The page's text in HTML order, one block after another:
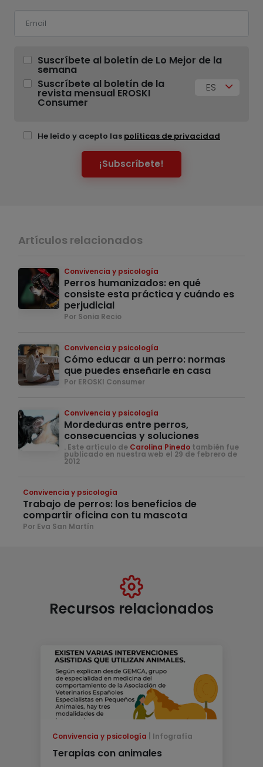
Suscríbete al boletín de Lo Mejor de la
semana
Suscríbete al boletín de la
revista mensual EROSKI
Consumer
ES
He leído y acepto las políticas de privacidad
¡Subscríbete!
Artículos relacionados
Convivencia y psicología
Perros humanizados: en qué
consiste esta práctica y cuándo es
perjudicial
Por Sonia Recio
Convivencia y psicología
Cómo educar a un perro: normas
que puedes enseñarle en casa
Por EROSKI Consumer
Convivencia y psicología
Mordeduras entre perros,
consecuencias y soluciones
. Este artículo de Carolina Pinedo también fue
publicado en nuestra web el 29 de febrero de
2012
Convivencia y psicología
Trabajo de perros: los beneficios de
compartir oficina con tu mascota
Por Eva San Martín
Recursos relacionados
Convivencia y psicología Infografía
Terapias con animales